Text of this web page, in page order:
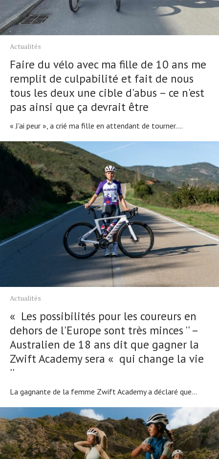
Actualités
Faire du vélo avec ma fille de 10 ans me
remplit de culpabilité et fait de nous
tous les deux une cible d'abus – ce n'est
pas ainsi que ça devrait être
« J'ai peur », a crié ma fille en attendant de tourner....
Actualités
« Les possibilités pour les coureurs en
dehors de l'Europe sont très minces '' –
Australien de 18 ans dit que gagner la
Zwift Academy sera « qui change la vie
''
La gagnante de la femme Zwift Academy a déclaré que...